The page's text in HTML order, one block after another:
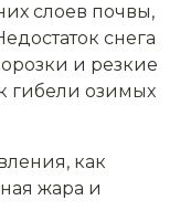
слоев почвы,
снега
и резкие
гибели озимых
как
жара и